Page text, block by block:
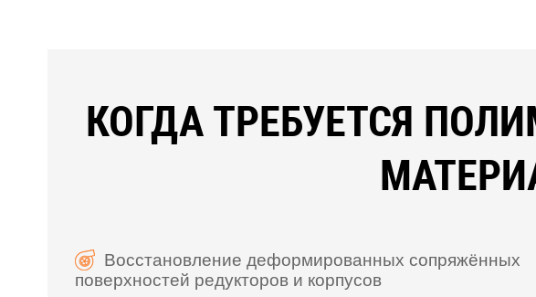
КОГДА ТРЕБУЕТСЯ
Восстановление деформированных сопряжённых
поверхностей редукторов и корпусов